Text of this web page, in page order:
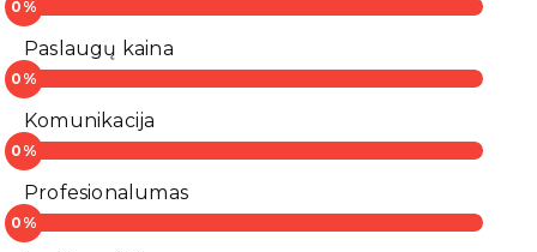
Paslaugų kaina
Komunikacija
Profesionalumas